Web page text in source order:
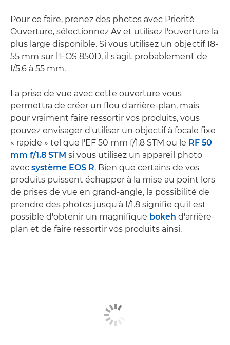
Pour ce faire, prenez des photos avec Priorité
Ouverture, sélectionnez Av et utilisez l'ouverture la
plus large disponible. Si vous utilisez un objectif 18-
55 mm sur l'EOS 850D, il s'agit probablement de
f/5.6 à 55 mm.
La prise de vue avec cette ouverture vous
permettra de créer un flou d'arrière-plan, mais
pour vraiment faire ressortir vos produits, vous
pouvez envisager d'utiliser un objectif à focale fixe
« rapide » tel que l'EF 50 mm f/1.8 STM ou le RF 50
mm f/1.8 STM si vous utilisez un appareil photo
avec système EOS R. Bien que certains de vos
produits puissent échapper à la mise au point lors
de prises de vue en grand-angle, la possibilité de
prendre des photos jusqu'à f/1.8 signifie qu'il est
possible d'obtenir un magnifique bokeh d'arrière-
plan et de faire ressortir vos produits ainsi.